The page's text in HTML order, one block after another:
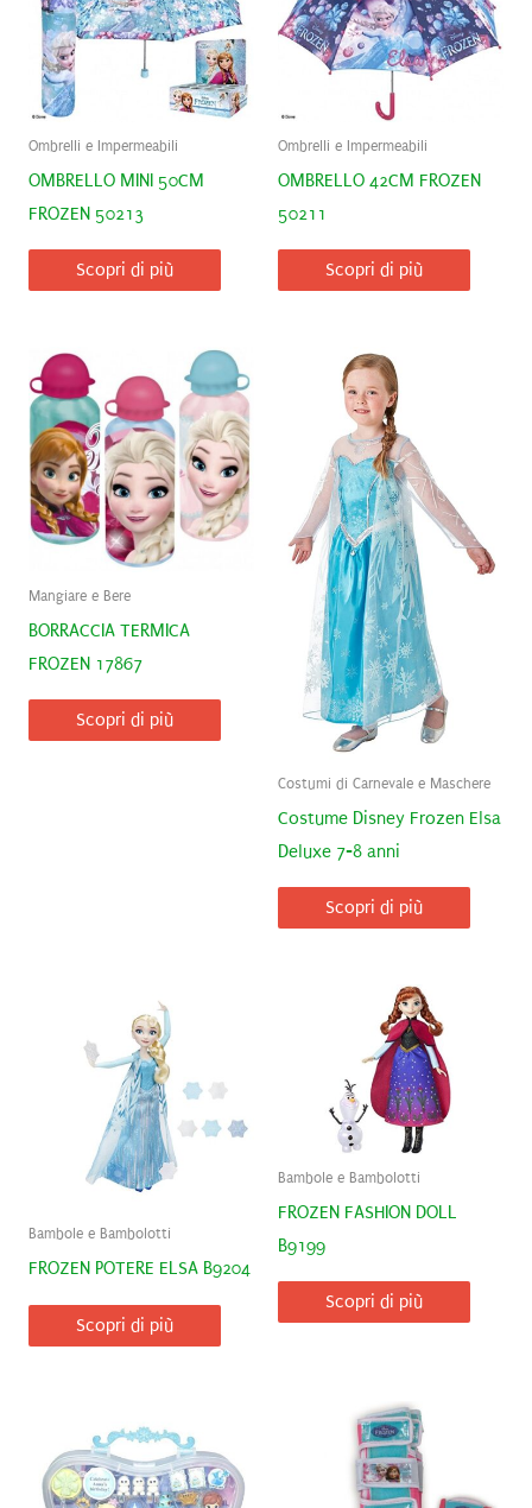
Ombrelli e Impermeabili
OMBRELLO MINI 50CM
FROZEN 50213
Scopri di più
Ombrelli e Impermeabili
OMBRELLO 42CM FROZEN
50211
Scopri di più
Mangiare e Bere
BORRACCIA TERMICA
FROZEN 17867
Scopri di più
Costumi di Carnevale e Maschere
Costume Disney Frozen Elsa
Deluxe 7-8 anni
Scopri di più
Bambole e Bambolotti
FROZEN POTERE ELSA B9204
Scopri di più
Bambole e Bambolotti
FROZEN FASHION DOLL
B9199
Scopri di più